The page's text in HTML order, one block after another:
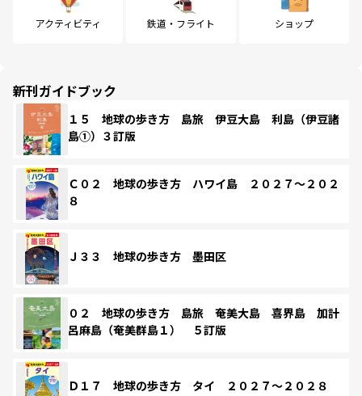
アクティビティ 鉄道・フライト ショップ
新刊ガイドブック
１５ 地球の歩き方 島旅 伊豆大島 利島（伊豆諸
島①）３訂版
Ｃ０２ 地球の歩き方 ハワイ島 ２０２７～２０２
８
Ｊ３３ 地球の歩き方 墨田区
０２ 地球の歩き方 島旅 奄美大島 喜界島 加計
呂麻島（奄美群島１） ５訂版
Ｄ１７ 地球の歩き方 タイ ２０２７～２０２８